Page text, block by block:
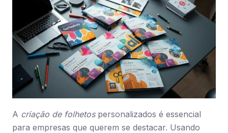
A criação de folhetospersonalizados é essencial
para empresas que querem se destacar. Usando